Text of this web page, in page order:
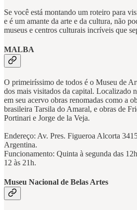
Se você está montando um roteiro para
e é um amante da arte e da cultura, não
museus e centros culturais incríveis que
MALBA
O primeiríssimo de todos é o Museu de
dos mais visitados da capital. Localizado
em seu acervo obras renomadas como a
brasileira Tarsila do Amaral, e obras de
Portinari e Jorge de la Veja.
Endereço: Av. Pres. Figueroa Alcorta
Argentina.
Funcionamento: Quinta à segunda das
12 às 21h.
Museu Nacional de Belas Artes